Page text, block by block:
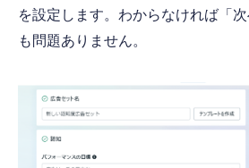
を設定します。わからなければ「
も問題ありません。